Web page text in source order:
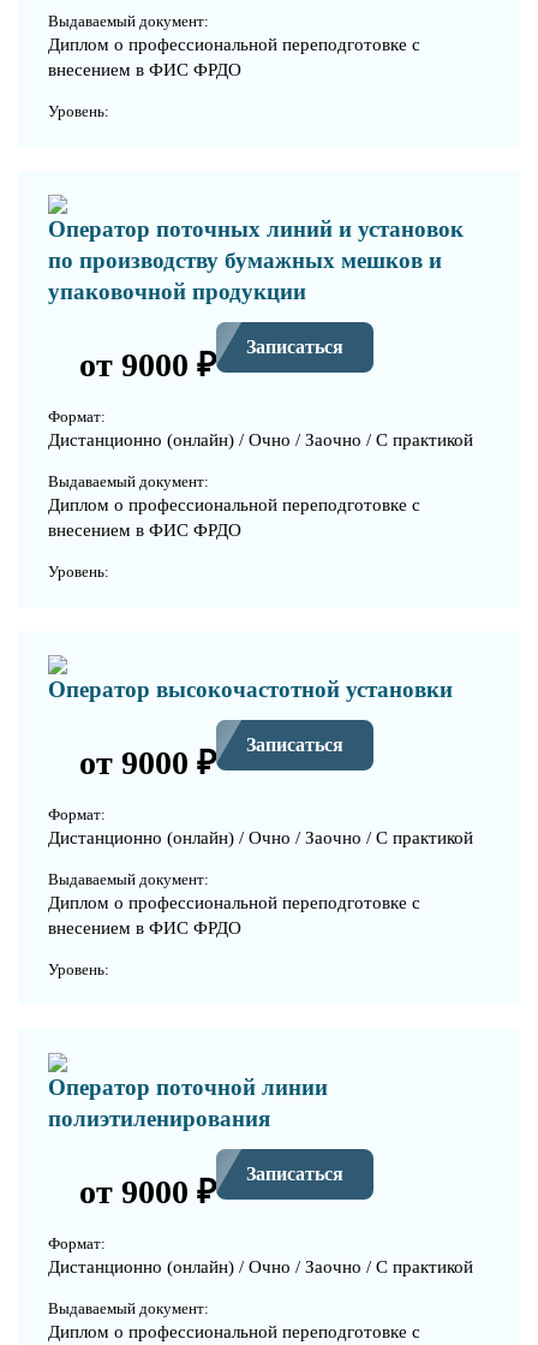
Выдаваемый документ:
Диплом о профессиональной переподготовке с
внесением в ФИС ФРДО
Уровень:
Оператор поточных линий и установок
по производству бумажных мешков и
упаковочной продукции
от 9000 ₽ Записаться
Формат:
Дистанционно (онлайн) / Очно / Заочно / С практикой
Выдаваемый документ:
Диплом о профессиональной переподготовке с
внесением в ФИС ФРДО
Уровень:
Оператор высокочастотной установки
от 9000 ₽ Записаться
Формат:
Дистанционно (онлайн) / Очно / Заочно / С практикой
Выдаваемый документ:
Диплом о профессиональной переподготовке с
внесением в ФИС ФРДО
Уровень:
Оператор поточной линии
полиэтиленирования
от 9000 ₽ Записаться
Формат:
Дистанционно (онлайн) / Очно / Заочно / С практикой
Выдаваемый документ:
Диплом о профессиональной переподготовке с